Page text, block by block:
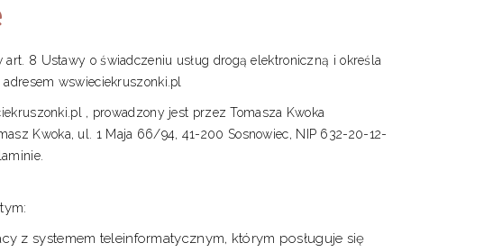
8 Ustawy o świadczeniu usług drogą elektroniczną i określa
wswieciekruszonki.pl
, prowadzony jest przez Tomasza Kwoka
Kwoka, ul. 1 Maja 66/94, 41-200 Sosnowiec, NIP 632-20-12-
z systemem teleinformatycznym, którym posługuje się